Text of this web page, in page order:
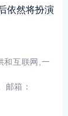
依然将扮演
和互联网,一
邮箱：